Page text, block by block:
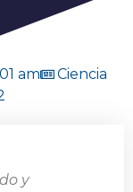
am
Ciencia
y